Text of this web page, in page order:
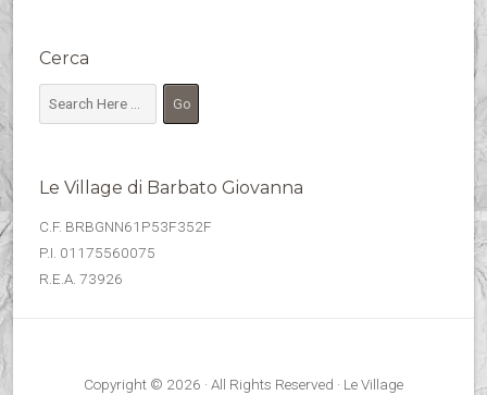
Cerca
Le Village di Barbato Giovanna
C.F. BRBGNN61P53F352F
P.I. 01175560075
R.E.A. 73926
Copyright © 2026 · All Rights Reserved · Le Village